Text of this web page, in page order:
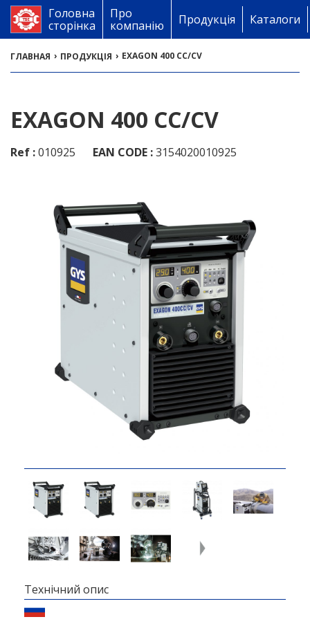
Головна
сторінка
Про
компанію
Продукція Каталоги
ГЛАВНАЯ › ПРОДУКЦІЯ › EXAGON 400 CC/CV
EXAGON 400 CC/CV
Ref :010925 EAN CODE :3154020010925
Технічний опис